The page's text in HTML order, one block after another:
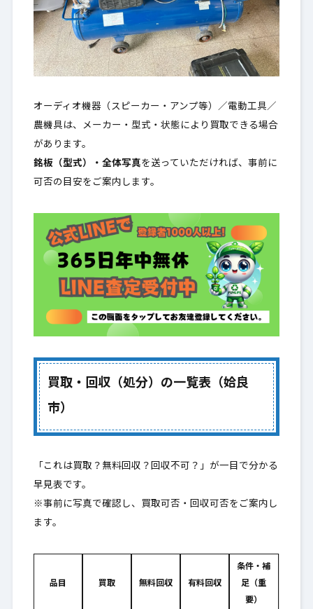
オーディオ機器（スピーカー・アンプ等）／電動工具／
農機具は、メーカー・型式・状態により買取できる場合
があります。
銘板（型式）・全体写真を送っていただければ、事前に
可否の目安をご案内します。
買取・回収（処分）の一覧表（姶良
市）
「これは買取？無料回収？回収不可？」が一目で分かる
早見表です。
※事前に写真で確認し、買取可否・回収可否をご案内し
ます。
品目 買取 無料回収 有料回収
条件・補
足（重
要）